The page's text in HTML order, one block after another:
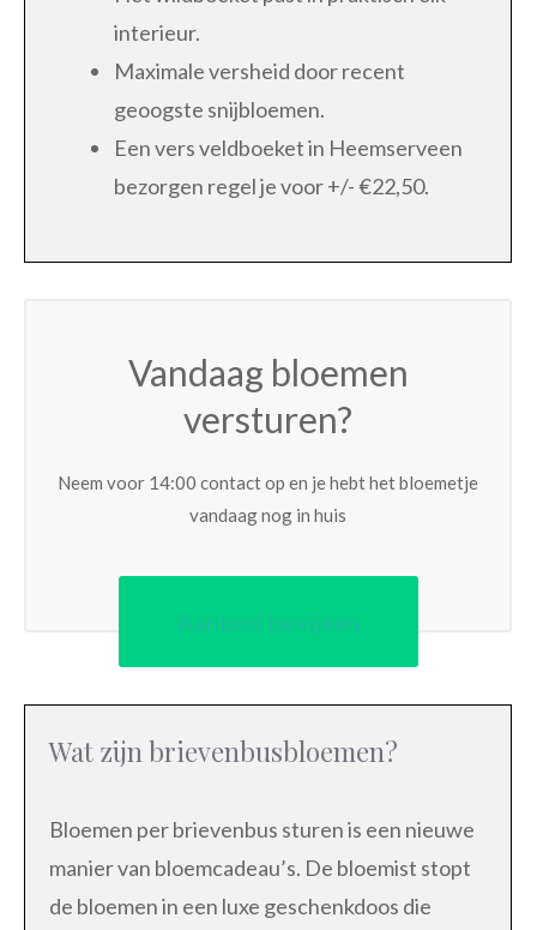
interieur.
Maximale versheid door recent
geoogste snijbloemen.
Een vers veldboeket in Heemserveen
bezorgen regel je voor +/- €22,50.
Vandaag bloemen
versturen?
Neem voor 14:00 contact op en je hebt het bloemetje
vandaag nog in huis
Aanbod bekijken
Wat zijn brievenbusbloemen?
Bloemen per brievenbus sturen is een nieuwe
manier van bloemcadeau’s. De bloemist stopt
de bloemen in een luxe geschenkdoos die